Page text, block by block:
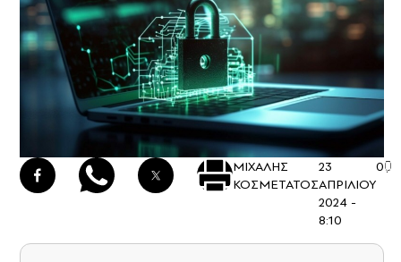
ΜΙΧΑΛΗΣ
ΚΟΣΜΕΤΑΤΟΣ
23
ΑΠΡΙΛΙΟΥ
2024 -
8:10
0